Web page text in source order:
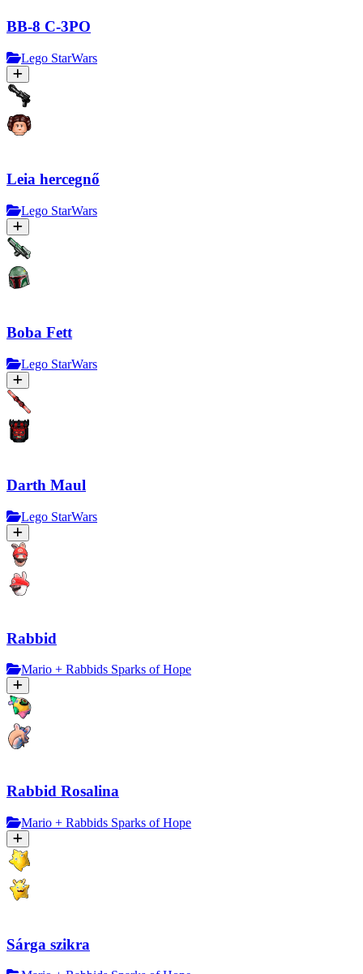
BB-8 C-3PO
Lego StarWars
Leia hercegnő
Lego StarWars
Boba Fett
Lego StarWars
Darth Maul
Lego StarWars
Rabbid
Mario + Rabbids Sparks of Hope
Rabbid Rosalina
Mario + Rabbids Sparks of Hope
Sárga szikra